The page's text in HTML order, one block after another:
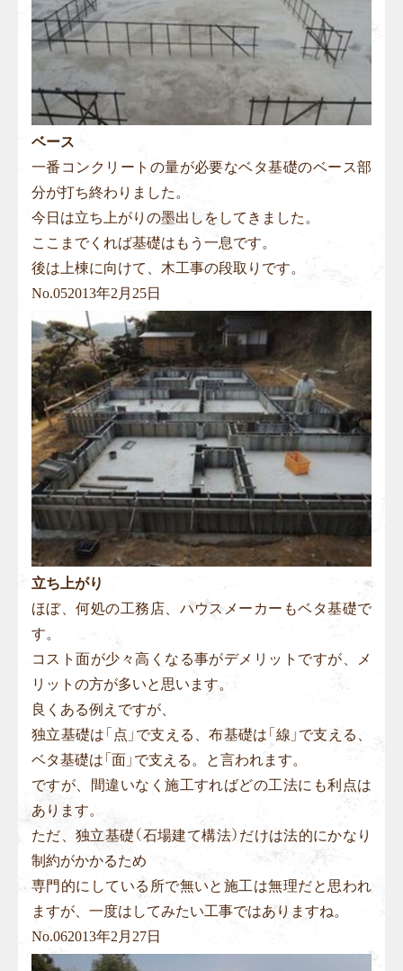
ベース
一番コンクリートの量が必要なベタ基礎のベース部
分が打ち終わりました。
今日は立ち上がりの墨出しをしてきました。
ここまでくれば基礎はもう一息です。
後は上棟に向けて、木工事の段取りです。
No.052013年2月25日
立ち上がり
ほぼ、何処の工務店、ハウスメーカーもベタ基礎で
す。
コスト面が少々高くなる事がデメリットですが、メ
リットの方が多いと思います。
良くある例えですが、
独立基礎は「点」で支える、布基礎は「線」で支える、
ベタ基礎は「面」で支える。と言われます。
ですが、間違いなく施工すればどの工法にも利点は
あります。
ただ、独立基礎（石場建て構法）だけは法的にかなり
制約がかかるため
専門的にしている所で無いと施工は無理だと思われ
ますが、一度はしてみたい工事ではありますね。
No.062013年2月27日